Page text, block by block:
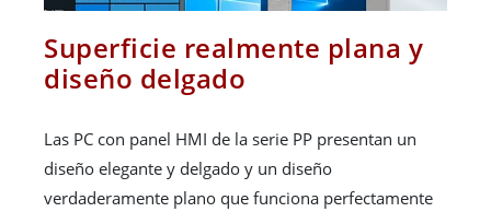
Superficie realmente plana y
diseño delgado
Las PC con panel HMI de la serie PP presentan un
diseño elegante y delgado y un diseño
verdaderamente plano que funciona perfectamente